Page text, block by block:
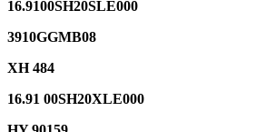
16.9100SH20SLE000
3910GGMB08
XH 484
16.91 00SH20XLE000